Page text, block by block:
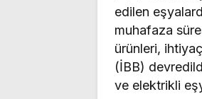
edilen
muhafaza
ürünleri,
(İBB)
ve elektrikli